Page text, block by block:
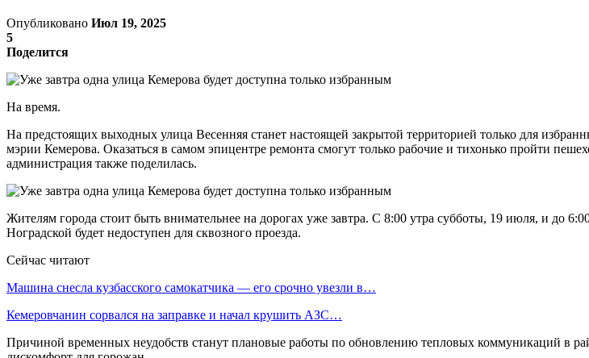
Опубликовано Июл 19, 2025
5
Поделится
На время.
На предстоящих выходных улица Весенняя станет настоящей закрытой территорией только для
мэрии Кемерова. Оказаться в самом эпицентре ремонта смогут только рабочие и тихонько пройти
администрация также поделилась.
Жителям города стоит быть внимательнее на дорогах уже завтра. С 8:00 утра субботы, 19 июля, и до
Ноградской будет недоступен для сквозного проезда.
Сейчас читают
Машина снесла кузбасского самокатчика — его срочно увезли в…
Кемеровчанин сорвался на заправке и начал крушить АЗС…
Причиной временных неудобств станут плановые работы по обновлению тепловых коммуникаций в